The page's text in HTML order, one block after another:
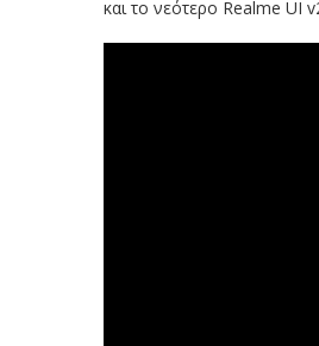
και το νεότερο Realme UI